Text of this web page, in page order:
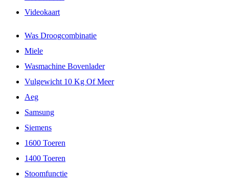
Videokaart
Was Droogcombinatie
Miele
Wasmachine Bovenlader
Vulgewicht 10 Kg Of Meer
Aeg
Samsung
Siemens
1600 Toeren
1400 Toeren
Stoomfunctie